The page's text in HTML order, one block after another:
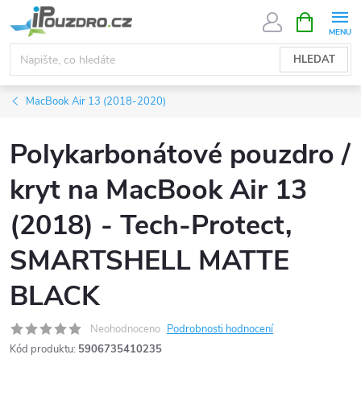
na
obsah
HLEDAT
NÁKUPNÍ
KOŠÍK
MacBook Air 13 (2018-2020)
Polykarbonátové pouzdro /
kryt na MacBook Air 13
(2018) - Tech-Protect,
SMARTSHELL MATTE
BLACK
Neohodnoceno Podrobnosti hodnocení
Kód produktu: 5906735410235